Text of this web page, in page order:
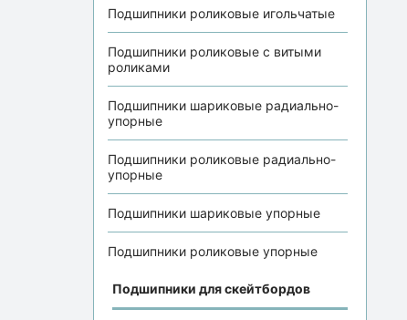
Подшипники роликовые игольчатые
Подшипники роликовые с витыми
роликами
Подшипники шариковые радиально-
упорные
Подшипники роликовые радиально-
упорные
Подшипники шариковые упорные
Подшипники роликовые упорные
Подшипники для скейтбордов